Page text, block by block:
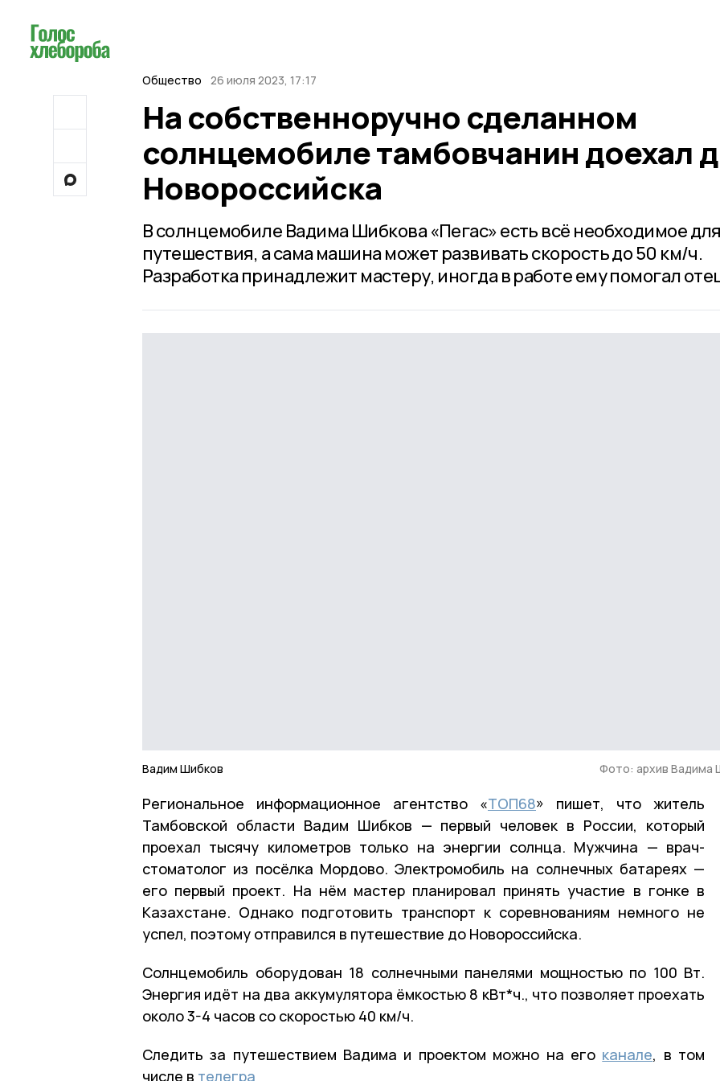
Общество 26 июля 2023, 17:17
На собственноручно сделанном
солнцемобиле тамбовчанин доехал
Новороссийска
В солнцемобиле Вадима Шибкова «Пегас» есть всё необходимое для
путешествия, а сама машина может развивать скорость до 50 км/ч.
Разработка принадлежит мастеру, иногда в работе ему помогал
Вадим Шибков Фото: архив Вадима
Региональное информационное агентство «ТОП68» пишет, что житель
Тамбовской области Вадим Шибков — первый человек в России, который
проехал тысячу километров только на энергии солнца. Мужчина — врач-
стоматолог из посёлка Мордово. Электромобиль на солнечных батареях —
его первый проект. На нём мастер планировал принять участие в гонке в
Казахстане. Однако подготовить транспорт к соревнованиям немного не
успел, поэтому отправился в путешествие до Новороссийска.
Солнцемобиль оборудован 18 солнечными панелями мощностью по 100 Вт.
Энергия идёт на два аккумулятора ёмкостью 8 кВт*ч., что позволяет проехать
около 3-4 часов со скоростью 40 км/ч.
Следить за путешествием Вадима и проектом можно на его канале, в том
числе в телегра